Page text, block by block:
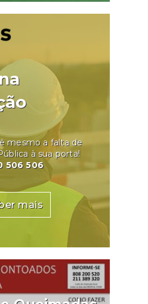
mesmo a falta de
à sua porta!
506 506
mais